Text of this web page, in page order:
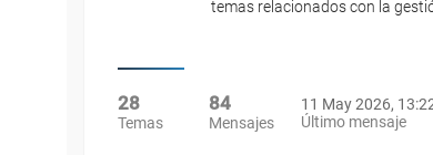
temas relacionados con la
28
Temas
84
Mensajes
11 May 2026,
Último mensaje